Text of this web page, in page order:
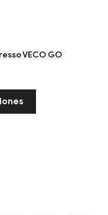
VECO GO